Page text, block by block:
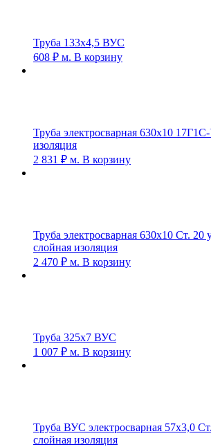
Труба 133х4,5 ВУС
608 ₽ м. В корзину
Труба электросварная 630х10
изоляция
2 831 ₽ м. В корзину
Труба электросварная 630х10 Ст. 20
слойная изоляция
2 470 ₽ м. В корзину
Труба 325х7 ВУС
1 007 ₽ м. В корзину
Труба ВУС электросварная 57х3,0
слойная изоляция